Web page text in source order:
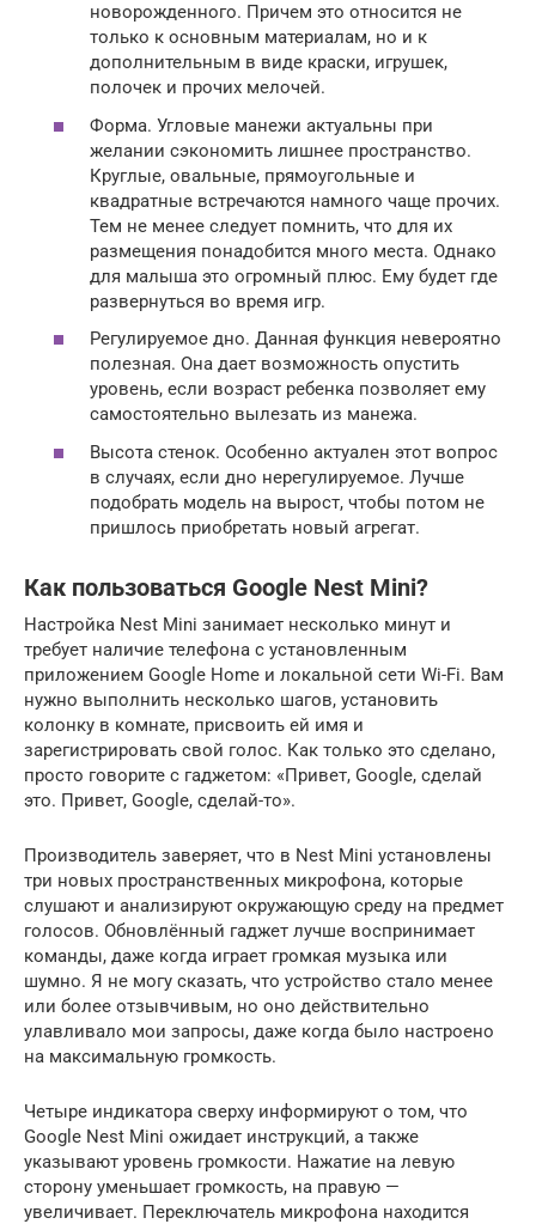
новорожденного. Причем это относится не
только к основным материалам, но и к
дополнительным в виде краски, игрушек,
полочек и прочих мелочей.
Форма. Угловые манежи актуальны при
желании сэкономить лишнее пространство.
Круглые, овальные, прямоугольные и
квадратные встречаются намного чаще прочих.
Тем не менее следует помнить, что для их
размещения понадобится много места. Однако
для малыша это огромный плюс. Ему будет где
развернуться во время игр.
Регулируемое дно. Данная функция невероятно
полезная. Она дает возможность опустить
уровень, если возраст ребенка позволяет ему
самостоятельно вылезать из манежа.
Высота стенок. Особенно актуален этот вопрос
в случаях, если дно нерегулируемое. Лучше
подобрать модель на вырост, чтобы потом не
пришлось приобретать новый агрегат.
Как пользоваться Google Nest Mini?
Настройка Nest Mini занимает несколько минут и
требует наличие телефона с установленным
приложением Google Home и локальной сети Wi-Fi. Вам
нужно выполнить несколько шагов, установить
колонку в комнате, присвоить ей имя и
зарегистрировать свой голос. Как только это сделано,
просто говорите с гаджетом: «Привет, Google, сделай
это. Привет, Google, сделай-то».
Производитель заверяет, что в Nest Mini установлены
три новых пространственных микрофона, которые
слушают и анализируют окружающую среду на предмет
голосов. Обновлённый гаджет лучше воспринимает
команды, даже когда играет громкая музыка или
шумно. Я не могу сказать, что устройство стало менее
или более отзывчивым, но оно действительно
улавливало мои запросы, даже когда было настроено
на максимальную громкость.
Четыре индикатора сверху информируют о том, что
Google Nest Mini ожидает инструкций, а также
указывают уровень громкости. Нажатие на левую
сторону уменьшает громкость, на правую —
увеличивает. Переключатель микрофона находится